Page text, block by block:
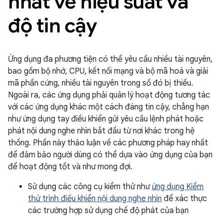
độ tin cậy
Ứng dụng đa phương tiện có thể yêu cầu nhiều tài nguyên,
bao gồm bộ nhớ, CPU, kết nối mạng và bộ mã hoá và giải
mã phần cứng, nhiều tài nguyên trong số đó bị thiếu.
Ngoài ra, các ứng dụng phải quản lý hoạt động tương tác
với các ứng dụng khác một cách đáng tin cậy, chẳng hạn
như ứng dụng tay điều khiển gửi yêu cầu lệnh phát hoặc
phát nội dung nghe nhìn bắt đầu từ nơi khác trong hệ
thống. Phần này thảo luận về các phương pháp hay nhất
để đảm bảo người dùng có thể dựa vào ứng dụng của bạn
để hoạt động tốt và như mong đợi.
Sử dụng các công cụ kiểm thử như ứng dụng Kiểm
thử trình điều khiển nội dung nghe nhìn để xác thực
các trường hợp sử dụng chế độ phát của bạn